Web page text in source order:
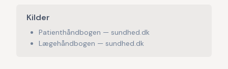
Kilder
Patienthåndbogen — sundhed.dk
Lægehåndbogen — sundhed.dk